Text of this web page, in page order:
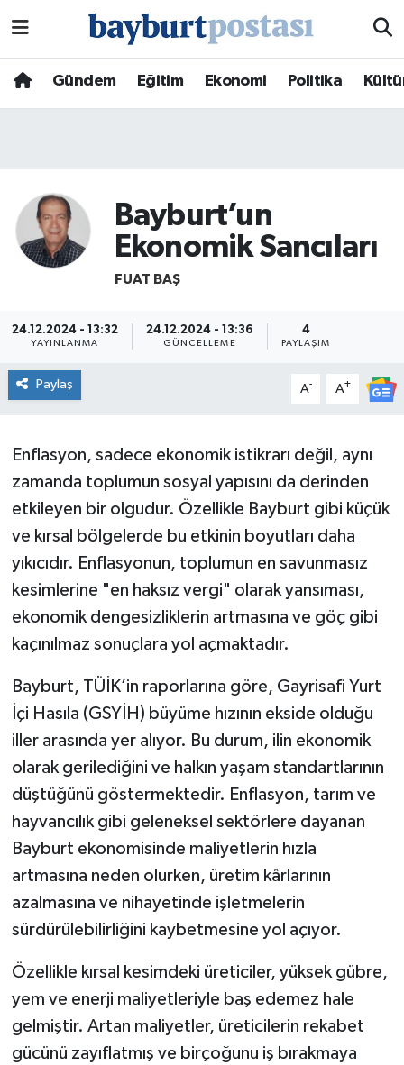
Gündem Eğitim Ekonomi Politika
Bayburt’un
Ekonomik Sancıları
FUAT BAŞ
24.12.2024 - 13:32
YAYINLANMA
24.12.2024 - 13:36
GÜNCELLEME
4
PAYLAŞIM
Paylaş A- A+
Enflasyon, sadece ekonomik istikrarı değil, aynı
zamanda toplumun sosyal yapısını da derinden
etkileyen bir olgudur. Özellikle Bayburt gibi küçük
ve kırsal bölgelerde bu etkinin boyutları daha
yıkıcıdır. Enflasyonun, toplumun en savunmasız
kesimlerine "en haksız vergi" olarak yansıması,
ekonomik dengesizliklerin artmasına ve göç gibi
kaçınılmaz sonuçlara yol açmaktadır.
Bayburt, TÜİK’in raporlarına göre, Gayrisafi Yurt
İçi Hasıla (GSYİH) büyüme hızının ekside olduğu
iller arasında yer alıyor. Bu durum, ilin ekonomik
olarak gerilediğini ve halkın yaşam standartlarının
düştüğünü göstermektedir. Enflasyon, tarım ve
hayvancılık gibi geleneksel sektörlere dayanan
Bayburt ekonomisinde maliyetlerin hızla
artmasına neden olurken, üretim kârlarının
azalmasına ve nihayetinde işletmelerin
sürdürülebilirliğini kaybetmesine yol açıyor.
Özellikle kırsal kesimdeki üreticiler, yüksek gübre,
yem ve enerji maliyetleriyle baş edemez hale
gelmiştir. Artan maliyetler, üreticilerin rekabet
gücünü zayıflatmış ve birçoğunu iş bırakmaya
Trafik Durumu
Süper Lig Puan Durumu ve Fikstür
Son Dakika Haberleri
Haber Arşivi